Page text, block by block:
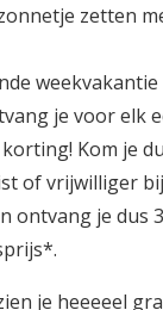
zetten
je voor elk
Kom je
of vrijwilliger
ontvang je dus
je heeeeel